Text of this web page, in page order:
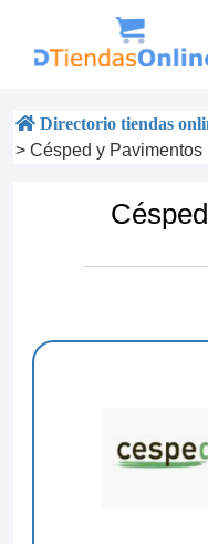
Directorio tiendas
> Césped y Pavimentos